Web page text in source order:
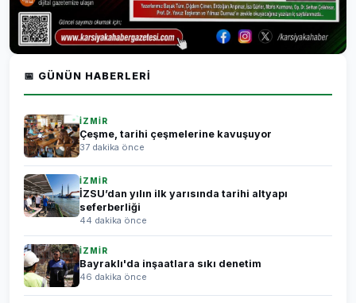
📅 GÜNÜN HABERLERI
İZMİR
Çeşme, tarihi çeşmelerine kavuşuyor
37 dakika önce
İZMİR
İZSU’dan yılın ilk yarısında tarihi altyapı
seferberliği
44 dakika önce
İZMİR
Bayraklı'da inşaatlara sıkı denetim
46 dakika önce